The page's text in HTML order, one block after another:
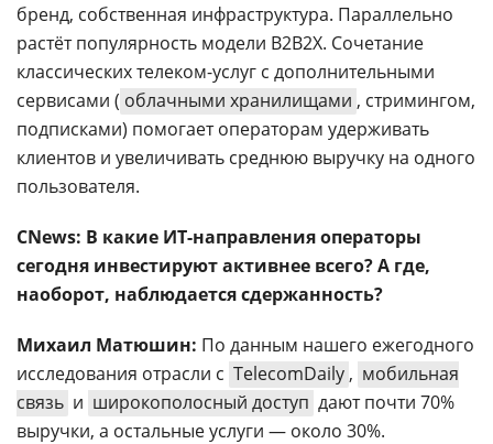
бренд, собственная инфраструктура. Параллельно
растёт популярность модели B2B2X. Сочетание
классических телеком-услуг с дополнительными
сервисами ( облачными хранилищами , стримингом,
подписками) помогает операторам удерживать
клиентов и увеличивать среднюю выручку на одного
пользователя.
CNews: В какие ИТ-направления операторы
сегодня инвестируют активнее всего? А где,
наоборот, наблюдается сдержанность?
Михаил Матюшин: По данным нашего ежегодного
исследования отрасли с TelecomDaily , мобильная
связь и широкополосный доступ дают почти 70%
выручки, а остальные услуги — около 30%.